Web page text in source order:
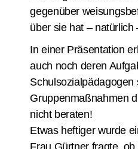
gegenüber
über sie hat – natürlich
In einer Präsentation
auch noch deren
Schulsozialpädagogen
Gruppenmaßnahmen
nicht beraten!
Etwas heftiger wurde
Frau Gürtner fragte, ob